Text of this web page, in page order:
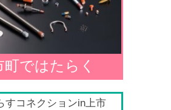
町ではたらく
すコネクションin上市